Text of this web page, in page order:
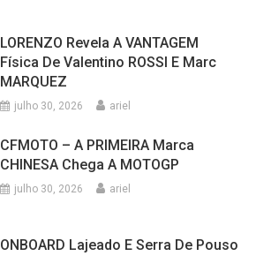
LORENZO Revela A VANTAGEM
Física De Valentino ROSSI E Marc
MARQUEZ
julho 30, 2026 ariel
CFMOTO – A PRIMEIRA Marca
CHINESA Chega A MOTOGP
julho 30, 2026 ariel
ONBOARD Lajeado E Serra De Pouso